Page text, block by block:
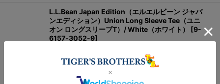
L.L.Bean Japan Edition（エルエルビーン ジャパ
ンエディション）Union Long Sleeve Tee（ユニ
オン ロングスリーブT）/ White（ホワイト）
[9-
6157-3052-9]
税込: 8,690円 )
厳選されたUSAコットンを度詰めに編み込ん